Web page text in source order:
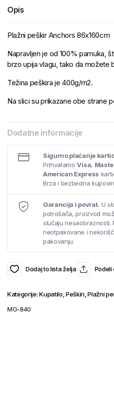
Opis
Plažni peškir Anchors 86x160cm
Napravljen je od 100% pamuka,
brzo upija vlagu, tako da možete
Težina peškira je 400g/m2.
Na slici su prikazane obe strane
Dodatne informacije
Sigurno plaćanje
PrihvatamoVisa,
American Express
Brza i bezbedna
Garancija i povrat. U
potrošača, proizvod
slučaju nesaobraznosti.
neotpakovane i
pakovanju.
Dodaj to lista želja Podeli
Kategorije:Kupatilo Peškiri,Plažni
MG-840